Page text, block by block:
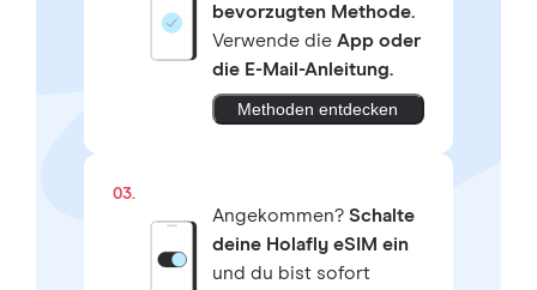
bevorzugten Methode.
Verwende die App oder
die E-Mail-Anleitung.
Methoden entdecken
03.
Angekommen? Schalte
deine Holafly eSIM ein
und du bist sofort